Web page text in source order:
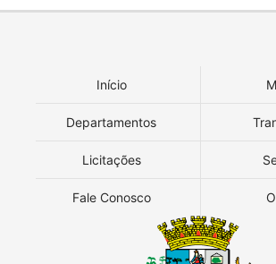
Início
Departamentos
Licitações
Fale Conosco